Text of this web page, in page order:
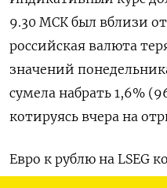
9.30 МСК был вблизи
российская валюта
значений
сумела набрать 1,6%
котируясь вчера на
Евро к рублю на LSEG